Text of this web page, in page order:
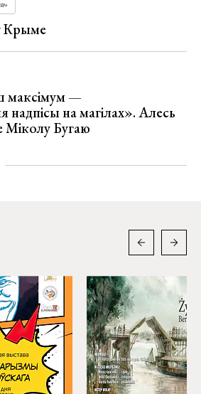
Крыме
максімум —
надпісы на магілах». Алесь
Міколу Бугаю